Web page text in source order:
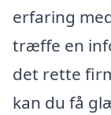
erfaring
træffe en
det rette
kan du få